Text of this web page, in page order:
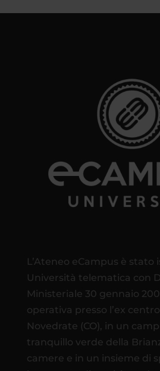
L’Ateneo eCampus è
Università telematica con
Ministeriale 30 gennaio
operativa presso l’ex
Novedrate (CO), in un
tranquillo verde della
camere e in un insieme di